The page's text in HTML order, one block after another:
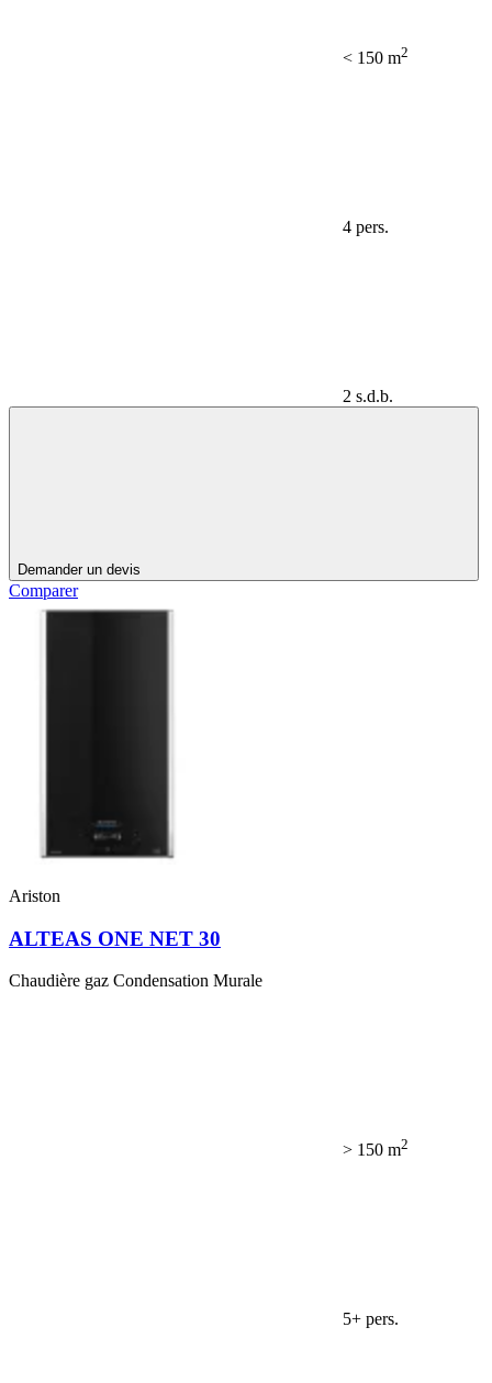
< 150 m2
4 pers.
2 s.d.b.
Demander un devis
Comparer
Ariston
ALTEAS ONE NET 30
Chaudière gaz Condensation Murale
> 150 m2
5+ pers.